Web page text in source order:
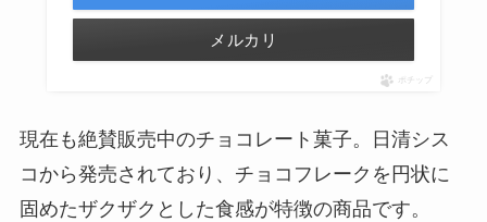
メルカリ
ポチップ
現在も絶賛販売中のチョコレート菓子。日清シス
コから発売されており、チョコフレークを円状に
固めたザクザクとした食感が特徴の商品です。